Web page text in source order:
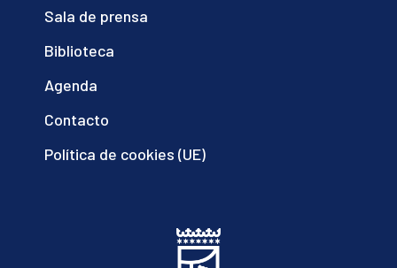
Sala de prensa
Biblioteca
Agenda
Contacto
Política de cookies (UE)